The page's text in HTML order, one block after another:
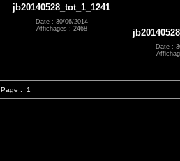
jb20140528_tot_1_1241
Date : 30/06/2014
Affichages : 2468
Date :
Page : 1